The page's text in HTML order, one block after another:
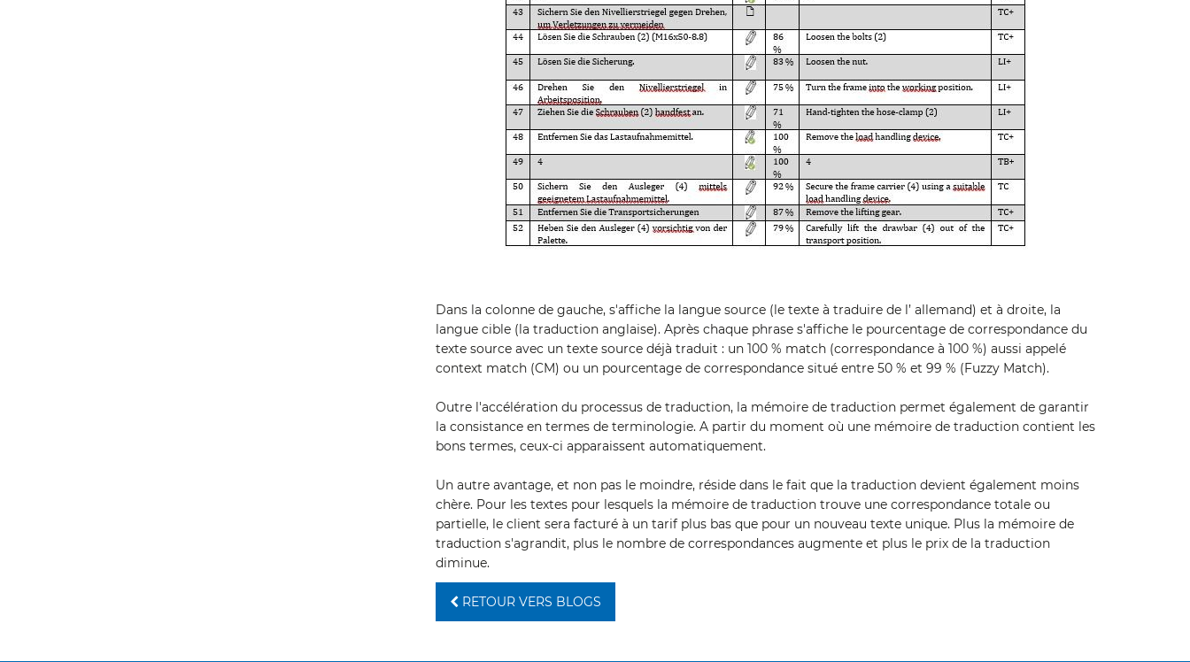
Dans la colonne de gauche, s'affiche la langue source (le texte à traduire de l’ allemand) et à droite, la
langue cible (la traduction anglaise). Après chaque phrase s'affiche le pourcentage de correspondance du
texte source avec un texte source déjà traduit : un 100 % match (correspondance à 100 %) aussi appelé
context match (CM) ou un pourcentage de correspondance situé entre 50 % et 99 % (Fuzzy Match).
Outre l'accélération du processus de traduction, la mémoire de traduction permet également de garantir
la consistance en termes de terminologie. A partir du moment où une mémoire de traduction contient les
bons termes, ceux-ci apparaissent automatiquement.
Un autre avantage, et non pas le moindre, réside dans le fait que la traduction devient également moins
chère. Pour les textes pour lesquels la mémoire de traduction trouve une correspondance totale ou
partielle, le client sera facturé à un tarif plus bas que pour un nouveau texte unique. Plus la mémoire de
traduction s'agrandit, plus le nombre de correspondances augmente et plus le prix de la traduction
diminue.
RETOUR VERS BLOGS